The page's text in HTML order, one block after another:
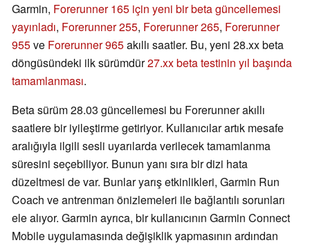
Garmin, Forerunner 165 için yeni bir beta güncellemesi
yayınladı, Forerunner 255, Forerunner 265, Forerunner
955ve Forerunner 965akıllı saatler. Bu, yeni 28.xx beta
döngüsündeki ilk sürümdür27.xx beta testinin yıl başında
tamamlanması.
Beta sürüm 28.03 güncellemesi bu Forerunner akıllı
saatlere bir iyileştirme getiriyor. Kullanıcılar artık mesafe
aralığıyla ilgili sesli uyarılarda verilecek tamamlanma
süresini seçebiliyor. Bunun yanı sıra bir dizi hata
düzeltmesi de var. Bunlar yarış etkinlikleri, Garmin Run
Coach ve antrenman önizlemeleri ile bağlantılı sorunları
ele alıyor. Garmin ayrıca, bir kullanıcının Garmin Connect
Mobile uygulamasında değişiklik yapmasının ardından